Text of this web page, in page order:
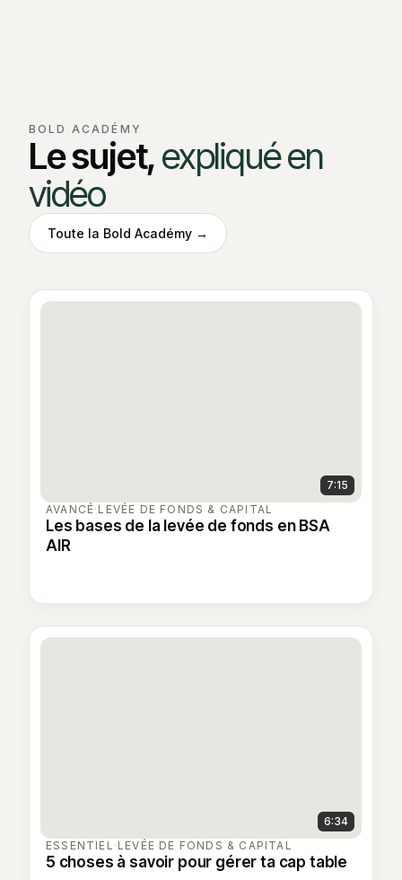
BOLD ACADÉMY
Le sujet,expliqué en
vidéo
Toute la Bold Académy →
7:15
AVANCÉ · LEVÉE DE FONDS & CAPITAL
Les bases de la levée de fonds en BSA
AIR
6:34
ESSENTIEL · LEVÉE DE FONDS & CAPITAL
5 choses à savoir pour gérer ta cap table